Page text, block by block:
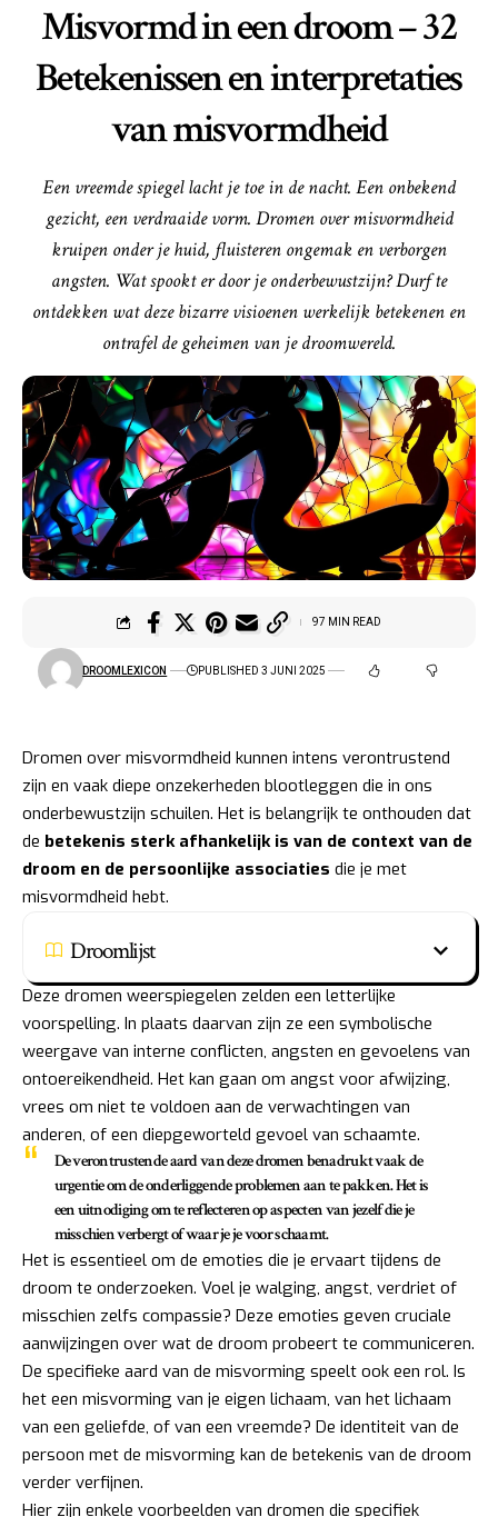
Misvormd in een droom – 32
Betekenissen en interpretaties
van misvormdheid
Een vreemde spiegel lacht je toe in de nacht. Een onbekend
gezicht, een verdraaide vorm. Dromen over misvormdheid
kruipen onder je huid, fluisteren ongemak en verborgen
angsten. Wat spookt er door je onderbewustzijn? Durf te
ontdekken wat deze bizarre visioenen werkelijk betekenen en
ontrafel de geheimen van je droomwereld.
DROOMLEXICON PUBLISHED 3 JUNI 2025
97 MIN READ
Dromen over misvormdheid kunnen intens verontrustend
zijn en vaak diepe onzekerheden blootleggen die in ons
onderbewustzijn schuilen. Het is belangrijk te onthouden dat
de betekenis sterk afhankelijk is van de context van de
droom en de persoonlijke associaties die je met
misvormdheid hebt.
Droomlijst
Deze dromen weerspiegelen zelden een letterlijke
voorspelling. In plaats daarvan zijn ze een symbolische
weergave van interne conflicten, angsten en gevoelens van
ontoereikendheid. Het kan gaan om angst voor afwijzing,
vrees om niet te voldoen aan de verwachtingen van
anderen, of een diepgeworteld gevoel van schaamte.
De verontrustende aard van deze dromen benadrukt vaak de
urgentie om de onderliggende problemen aan te pakken. Het is
een uitnodiging om te reflecteren op aspecten van jezelf die je
misschien verbergt of waar je je voor schaamt.
Het is essentieel om de emoties die je ervaart tijdens de
droom te onderzoeken. Voel je walging, angst, verdriet of
misschien zelfs compassie? Deze emoties geven cruciale
aanwijzingen over wat de droom probeert te communiceren.
De specifieke aard van de misvorming speelt ook een rol. Is
het een misvorming van je eigen lichaam, van het lichaam
van een geliefde, of van een vreemde? De identiteit van de
persoon met de misvorming kan de betekenis van de droom
verder verfijnen.
Hier zijn enkele voorbeelden van dromen die specifiek